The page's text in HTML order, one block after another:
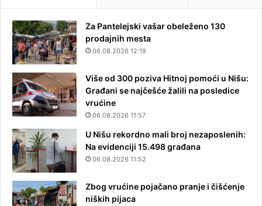
Za Pantelejski vašar obeleženo 130
prodajnih mesta
06.08.2026 12:19
Više od 300 poziva Hitnoj pomoći u Nišu:
Građani se najčešće žalili na posledice
vrućine
06.08.2026 11:57
U Nišu rekordno mali broj nezaposlenih:
Na evidenciji 15.498 građana
06.08.2026 11:52
Zbog vrućine pojačano pranje i čišćenje
niških pijaca